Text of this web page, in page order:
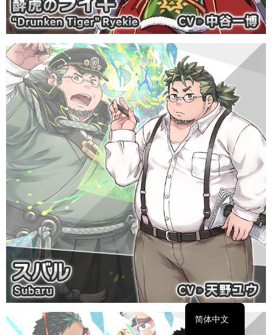
简体中文
日本語
English
繁體中文